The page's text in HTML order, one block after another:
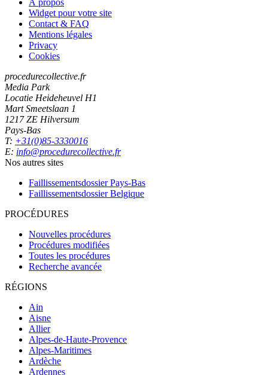
Widget pour votre site
Contact & FAQ
Mentions légales
Privacy
Cookies
procedurecollective.fr
Media Park
Locatie Heideheuvel H1
Mart Smeetslaan 1
1217 ZE Hilversum
Pays-Bas
T: +31(0)85-3330016
E: info@procedurecollective.fr
Nos autres sites
Faillissementsdossier Pays-Bas
Faillissementsdossier Belgique
PROCÉDURES
Nouvelles procédures
Procédures modifiées
Toutes les procédures
Recherche avancée
RÉGIONS
Ain
Aisne
Allier
Alpes-de-Haute-Provence
Alpes-Maritimes
Ardèche
Ardennes